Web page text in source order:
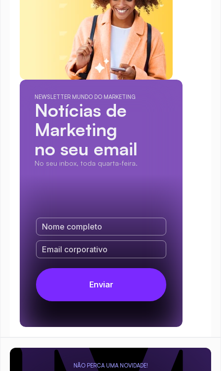
NEWSLETTER MUNDO DO MARKETING
Notícias de
Marketing
no seu email
No seu inbox, toda quarta-feira.
NÃO PERCA UMA NOVIDADE!